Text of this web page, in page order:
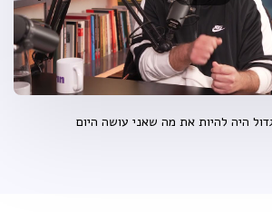
היה להיות את מה שאני עושה היום